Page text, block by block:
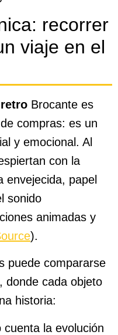
recorrer
viaje en el
Brocante es
compras: es un
y emocional. Al
con la
envejecida, papel
sonido
animadas y
).
puede compararse
donde cada objeto
historia:
la evolución